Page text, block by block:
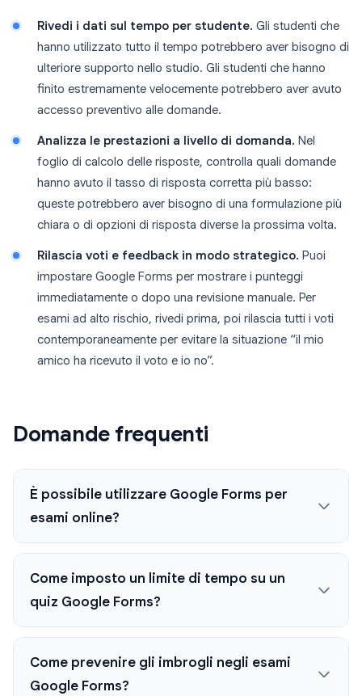
Rivedi i dati sul tempo per studente. Gli studenti che
hanno utilizzato tutto il tempo potrebbero aver bisogno di
ulteriore supporto nello studio. Gli studenti che hanno
finito estremamente velocemente potrebbero aver avuto
accesso preventivo alle domande.
Analizza le prestazioni a livello di domanda. Nel
foglio di calcolo delle risposte, controlla quali domande
hanno avuto il tasso di risposta corretta più basso:
queste potrebbero aver bisogno di una formulazione più
chiara o di opzioni di risposta diverse la prossima volta.
Rilascia voti e feedback in modo strategico. Puoi
impostare Google Forms per mostrare i punteggi
immediatamente o dopo una revisione manuale. Per
esami ad alto rischio, rivedi prima, poi rilascia tutti i voti
contemporaneamente per evitare la situazione “il mio
amico ha ricevuto il voto e io no”.
Domande frequenti
È possibile utilizzare Google Forms per
esami online?
Come imposto un limite di tempo su un
quiz Google Forms?
Come prevenire gli imbrogli negli esami
Google Forms?